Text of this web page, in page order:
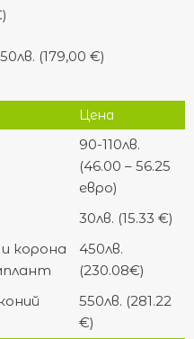
(179,00 €)
Цена
90-110лв.
(46.00 – 56.25
евро)
30лв. (15.33 €)
корона
450лв.
(230.08€)
550лв. (281.22
€)